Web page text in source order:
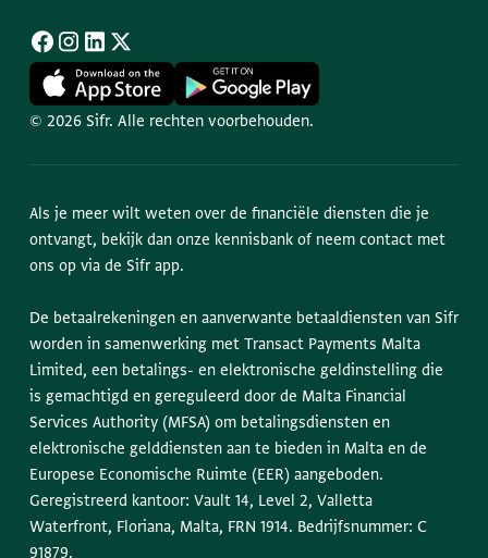
© 2026 Sifr. Alle rechten voorbehouden.
Als je meer wilt weten over de financiële diensten die je
ontvangt, bekijk dan onze kennisbank of neem contact met
ons op via de Sifr app.
De betaalrekeningen en aanverwante betaaldiensten van Sifr
worden in samenwerking met Transact Payments Malta
Limited, een betalings- en elektronische geldinstelling die
is gemachtigd en gereguleerd door de Malta Financial
Services Authority (MFSA) om betalingsdiensten en
elektronische gelddiensten aan te bieden in Malta en de
Europese Economische Ruimte (EER) aangeboden.
Geregistreerd kantoor: Vault 14, Level 2, Valletta
Waterfront, Floriana, Malta, FRN 1914. Bedrijfsnummer: C
91879.